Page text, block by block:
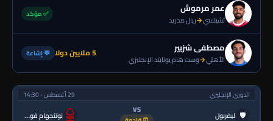
عمر مرموش
تشيلسي→ريال مدريد
✅ مؤكد
مصطفى شزبير
الأهلي→وست هام يونايتد الإنجليزي 5 ملايين دولا 💬 إشاعة
الدوري الإنجليزي 29 أغسطس - 14:30
🛡 ليفربول VS نوتنجهام فورست